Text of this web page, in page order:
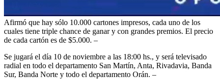
Afirmó que hay sólo 10.000 cartones impresos, cada uno de los
cuales tiene triple chance de ganar y con grandes premios. El precio
de cada cartón es de $5.000. –
Se jugará el día 10 de noviembre a las 18:00 hs., y será televisado
radial en todo el departamento San Martín, Anta, Rivadavia, Banda
Sur, Banda Norte y todo el departamento Orán. –